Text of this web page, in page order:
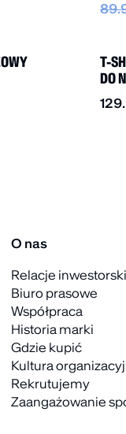
T-
DO
O nas
Relacje
Biuro prasowe
Współpraca
Historia marki
Gdzie kupić
Kultura
Rekrutujemy
Zaangażowanie